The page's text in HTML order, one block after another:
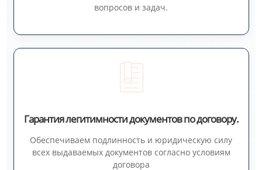
вопросов и задач.
Гарантия легитимности документов по договору.
Обеспечиваем подлинность и юридическую силу
всех выдаваемых документов согласно условиям
договора